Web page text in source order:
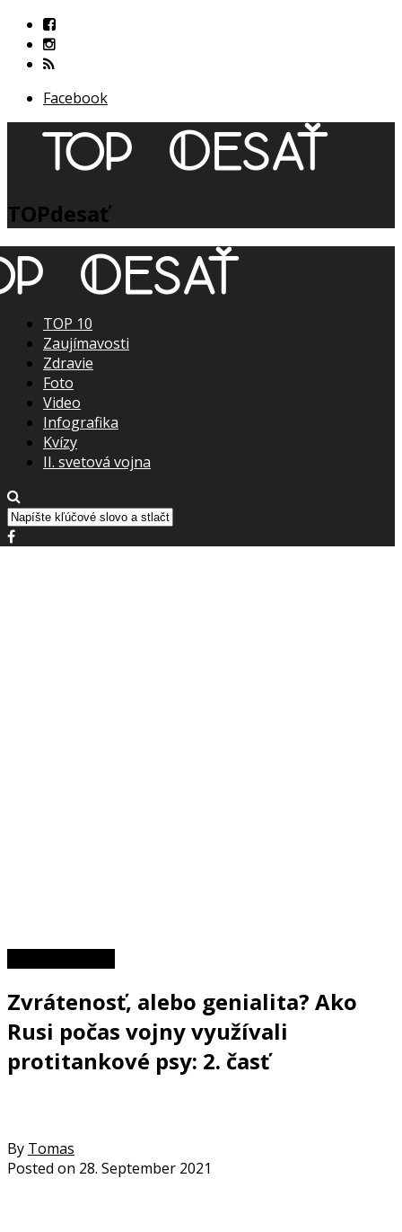
Facebook
TOPdesať
TOP 10
Zaujímavosti
Zdravie
Foto
Video
Infografika
Kvízy
II. svetová vojna
Zvrátenosť, alebo genialita? Ako
Rusi počas vojny využívali
protitankové psy: 2. časť
By Tomas
Posted on 28. September 2021